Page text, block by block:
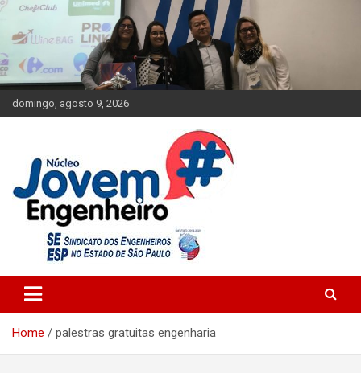
Skip
content
domingo, agosto 9, 2026
Núcleo Jovem Engenheiro
Home palestras gratuitas engenharia